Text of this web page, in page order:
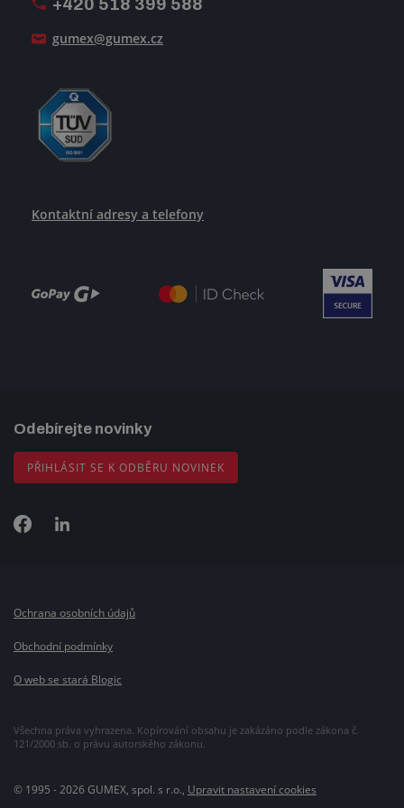
gumex@gumex.cz
Kontaktní adresy a telefony
Odebírejte novinky
PŘIHLÁSIT SE K ODBĚRU NOVINEK
Všechna práva vyhrazena. Kopírování obsahu je zakázáno podle zákona č.
121/2000 sb. o právu autorského zákonu.
Ochrana osobních údajů
Obchodní podmínky
O web se stará Blogic
© 1995 - 2026 GUMEX, spol. s r.o., Upravit nastavení cookies